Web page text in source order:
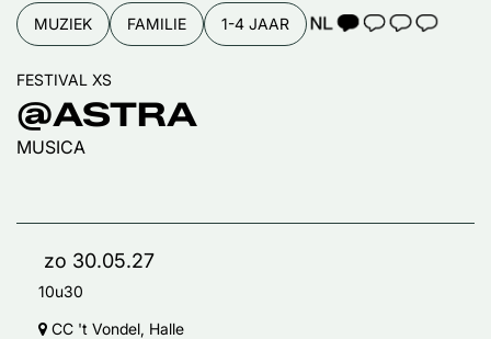
MUZIEK FAMILIE 1-4 JAAR TAALICOON 1
@ASTRA
MUSICA
FESTIVAL XS
zo 30.05.27
10u30
CC 't Vondel, Halle